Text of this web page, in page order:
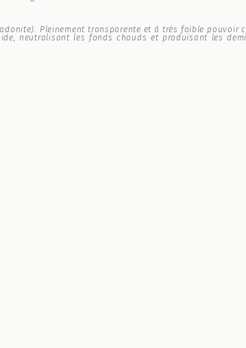
Pleinement transparente et à très faible
neutralisant les fonds chauds et produisant les